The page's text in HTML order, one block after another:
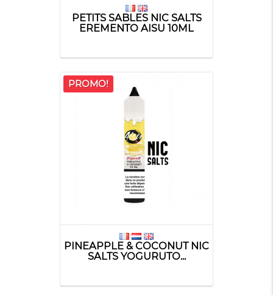
PETITS SABLES NIC SALTS
EREMENTO AISU 10ML
PROMO!
PINEAPPLE & COCONUT NIC
SALTS YOGURUTO...